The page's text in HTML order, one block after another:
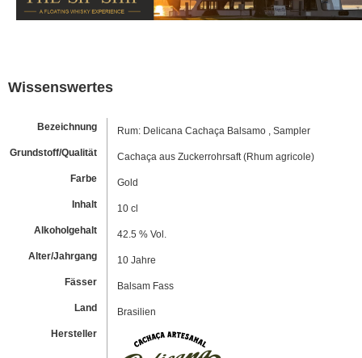
Wissenswertes
Bezeichnung
Rum: Delicana Cachaça Balsamo , Sampler
Grundstoff/Qualität
Cachaça aus Zuckerrohrsaft (Rhum agricole)
Farbe
Gold
Inhalt
10 cl
Alkoholgehalt
42.5 % Vol.
Alter/Jahrgang
10 Jahre
Fässer
Balsam Fass
Land
Brasilien
Hersteller